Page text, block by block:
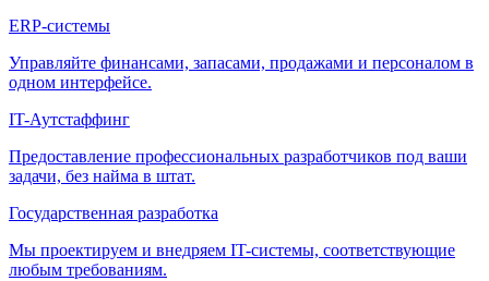
ERP-системы
Управляйте финансами, запасами, продажами и персоналом в
одном интерфейсе.
IT-Аутстаффинг
Предоставление профессиональных разработчиков под ваши
задачи, без найма в штат.
Государственная разработка
Мы проектируем и внедряем IT-системы, соответствующие
любым требованиям.